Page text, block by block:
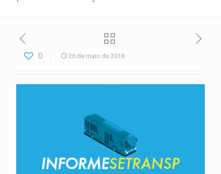
0 26 de maio de 2018